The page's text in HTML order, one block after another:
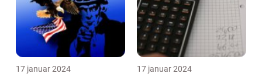
17 januar 2024 17 januar 2024